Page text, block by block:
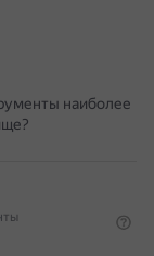
наиболее